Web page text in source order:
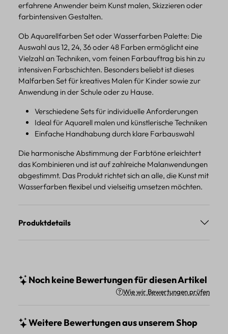
erfahrene Anwender beim Kunst malen, Skizzieren oder
farbintensiven Gestalten.
Ob Aquarellfarben Set oder Wasserfarben Palette: Die
Auswahl aus 12, 24, 36 oder 48 Farben ermöglicht eine
Vielzahl an Techniken, vom feinen Farbauftrag bis hin zu
intensiven Farbschichten. Besonders beliebt ist dieses
Malfarben Set für kreatives Malen für Kinder sowie zur
Anwendung in der Schule oder zu Hause.
Verschiedene Sets für individuelle Anforderungen
Ideal für Aquarell malen und künstlerische Techniken
Einfache Handhabung durch klare Farbauswahl
Die harmonische Abstimmung der Farbtöne erleichtert
das Kombinieren und ist auf zahlreiche Malanwendungen
abgestimmt. Das Produkt richtet sich an alle, die Kunst mit
Wasserfarben flexibel und vielseitig umsetzen möchten.
Produktdetails
Noch keine Bewertungen für diesen Artikel
Wie wir Bewertungen prüfen
Weitere Bewertungen aus unserem Shop